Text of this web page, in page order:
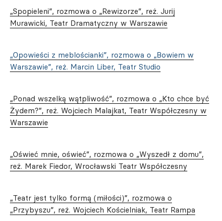
„Spopieleni”, rozmowa o „Rewizorze”, reż. Jurij
Murawicki, Teatr Dramatyczny w Warszawie
„Opowieści z meblościanki”, rozmowa o „Bowiem w
Warszawie”, reż. Marcin Liber, Teatr Studio
„Ponad wszelką wątpliwość”, rozmowa o „Kto chce być
Żydem?”, reż. Wojciech Malajkat, Teatr Współczesny w
Warszawie
„Oświeć mnie, oświeć”, rozmowa o „Wyszedł z domu”,
reż. Marek Fiedor, Wrocławski Teatr Współczesny
„Teatr jest tylko formą (miłości)”, rozmowa o
„Przybyszu”, reż. Wojciech Kościelniak, Teatr Rampa